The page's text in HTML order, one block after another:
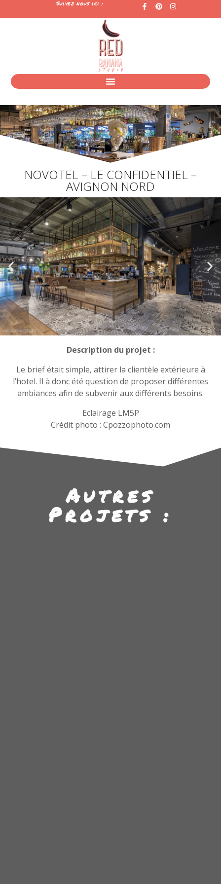
Suivez nous ici :
NOVOTEL – LE CONFIDENTIEL –
AVIGNON NORD
Description du projet :
Le brief était simple, attirer la clientèle extérieure à
l’hotel. Il à donc été question de proposer différentes
ambiances afin de subvenir aux différents besoins.
Eclairage LM5P
Crédit photo : Cpozzophoto.com
Autres
Projets :